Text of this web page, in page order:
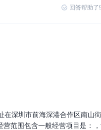
回答帮助了
在深圳市前海深港合作区南山
营范围包含一般经营项目是：